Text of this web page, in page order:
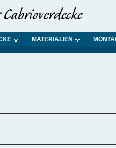
MATERIALIEN